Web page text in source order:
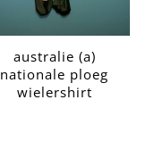
australie (a)
nationale ploeg
wielershirt